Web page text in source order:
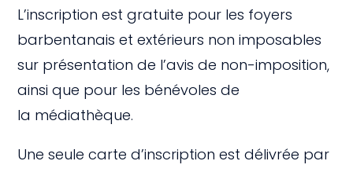
L’inscription est gratuite pour les foyers
barbentanais et extérieurs non imposables
sur présentation de l’avis de non-imposition,
ainsi que pour les bénévoles de
la médiathèque.
Une seule carte d’inscription est délivrée par